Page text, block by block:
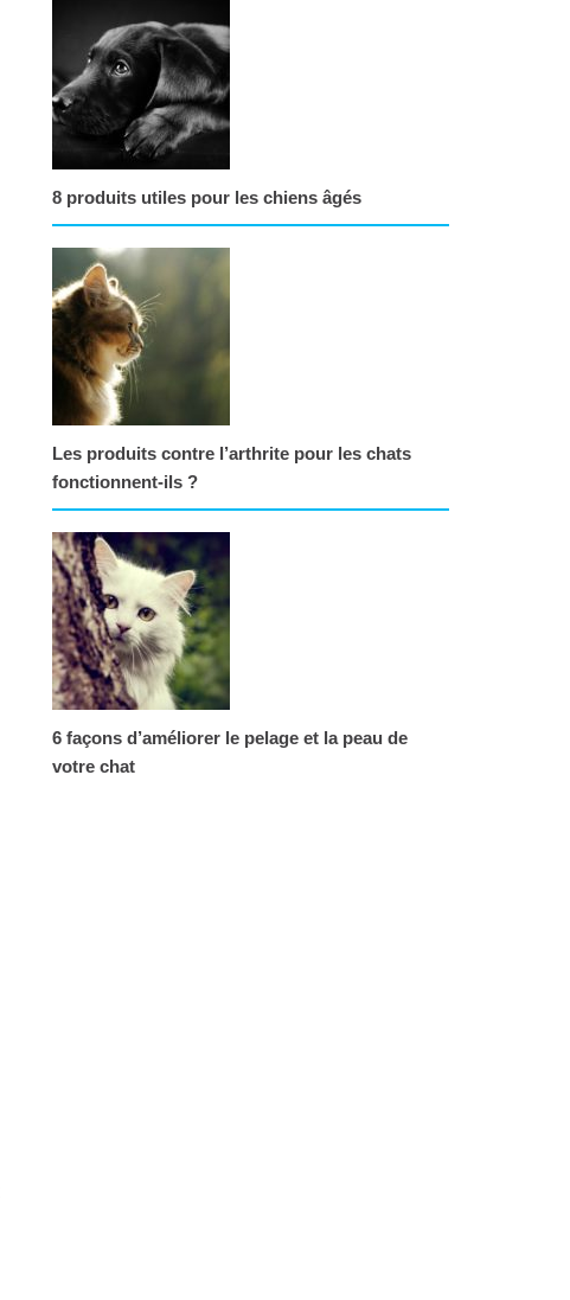
8 produits utiles pour les chiens âgés
Les produits contre l’arthrite pour les chats
fonctionnent-ils ?
6 façons d’améliorer le pelage et la peau de
votre chat